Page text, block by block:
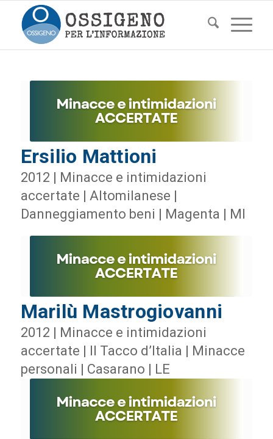
Ersilio Mattioni
2012 | Minacce e intimidazioni
accertate | Altomilanese |
Danneggiamento beni | Magenta | MI
Marilù Mastrogiovanni
2012 | Minacce e intimidazioni
accertate | Il Tacco d’Italia | Minacce
personali | Casarano | LE